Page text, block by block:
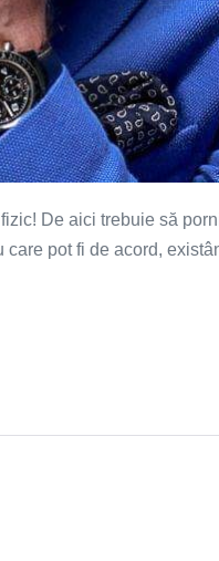
De aici trebuie să
pot fi de acord,